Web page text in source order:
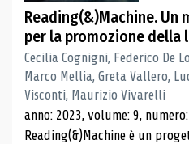
Reading(&)Machine.
per la promozione
Cecilia Cognigni, Federico De
Marco Mellia, Greta Vallero,
Visconti, Maurizio Vivarelli
anno: 2023, volume: 9,
Reading(&)Machine è un